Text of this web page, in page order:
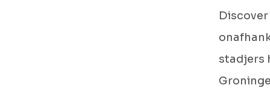
stadjers